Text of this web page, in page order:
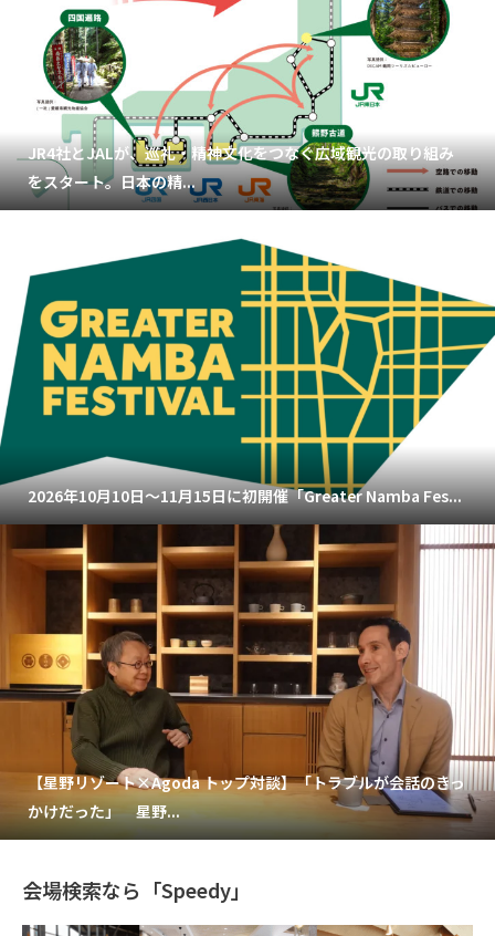
JR4社とJALが、巡礼・精神文化をつなぐ広域観光の取り組み
をスタート。日本の精...
2026年10月10日～11月15日に初開催「Greater Namba Fes...
【星野リゾート×Agoda トップ対談】「トラブルが会話のきっ
かけだった」 星野...
会場検索なら「Speedy」